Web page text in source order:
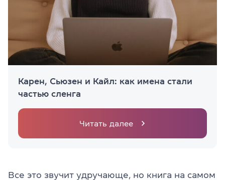
Карен, Сьюзен и Кайл: как имена стали
частью сленга
Читать далее
Все это звучит удручающе, но книга на самом